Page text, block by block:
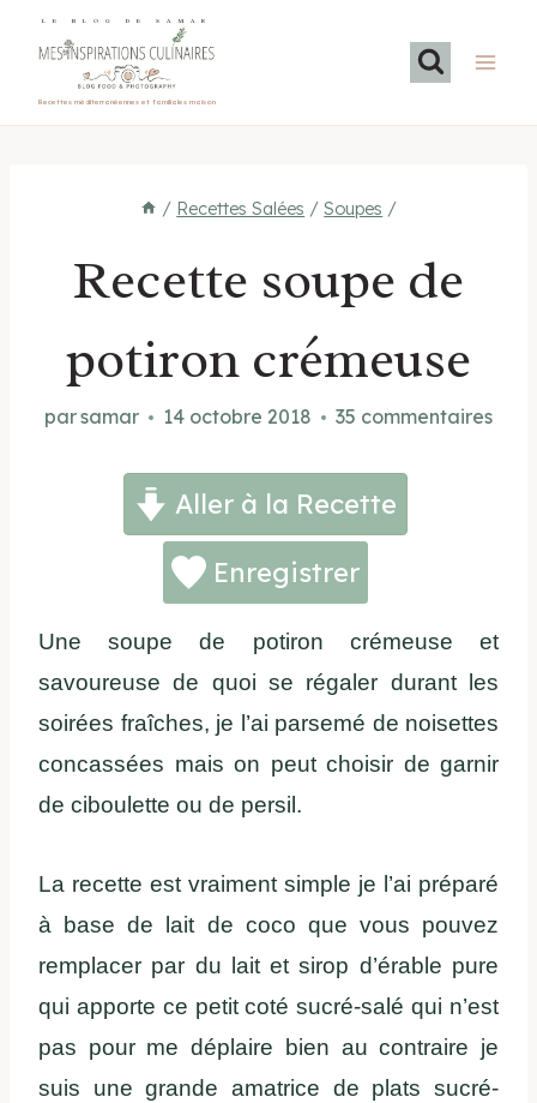
LE BLOG DE SAMAR
Recettes méditerranéennes et familiales maison
/ Recettes Salées / Soupes /
Recette soupe de
potiron crémeuse
parsamar 14 octobre 2018 35 commentaires
Aller à la Recette
Enregistrer
Une soupe de potiron crémeuse et
savoureuse de quoi se régaler durant les
soirées fraîches, je l’ai parsemé de noisettes
concassées mais on peut choisir de garnir
de ciboulette ou de persil.
La recette est vraiment simple je l’ai préparé
à base de lait de coco que vous pouvez
remplacer par du lait et sirop d’érable pure
qui apporte ce petit coté sucré-salé qui n’est
pas pour me déplaire bien au contraire je
suis une grande amatrice de plats sucré-